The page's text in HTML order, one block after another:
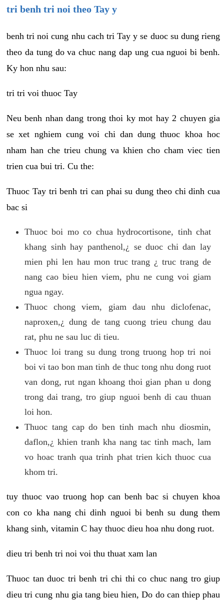
tri benh tri noi theo Tay y
benh tri noi cung nhu cach tri Tay y se duoc su dung rieng
theo da tung do va chuc nang dap ung cua nguoi bi benh.
Ky hon nhu sau:
tri tri voi thuoc Tay
Neu benh nhan dang trong thoi ky mot hay 2 chuyen gia
se xet nghiem cung voi chi dan dung thuoc khoa hoc
nham han che trieu chung va khien cho cham viec tien
trien cua bui tri. Cu the:
Thuoc Tay tri benh tri can phai su dung theo chi dinh cua
bac si
Thuoc boi mo co chua hydrocortisone, tinh chat
khang sinh hay panthenol,¿ se duoc chi dan lay
mien phi len hau mon truc trang ¿ truc trang de
nang cao bieu hien viem, phu ne cung voi giam
ngua ngay.
Thuoc chong viem, giam dau nhu diclofenac,
naproxen,¿ dung de tang cuong trieu chung dau
rat, phu ne sau luc di tieu.
Thuoc loi trang su dung trong truong hop tri noi
boi vi tao bon man tinh de thuc tong nhu dong ruot
van dong, rut ngan khoang thoi gian phan u dong
trong dai trang, tro giup nguoi benh di cau thuan
loi hon.
Thuoc tang cap do ben tinh mach nhu diosmin,
daflon,¿ khien tranh kha nang tac tinh mach, lam
vo hoac tranh qua trinh phat trien kich thuoc cua
khom tri.
tuy thuoc vao truong hop can benh bac si chuyen khoa
con co kha nang chi dinh nguoi bi benh su dung them
khang sinh, vitamin C hay thuoc dieu hoa nhu dong ruot.
dieu tri benh tri noi voi thu thuat xam lan
Thuoc tan duoc tri benh tri chi thi co chuc nang tro giup
dieu tri cung nhu gia tang bieu hien, Do do can thiep phau